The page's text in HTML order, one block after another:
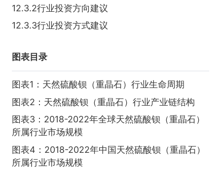
12.3.2行业投资方向建议
12.3.3行业投资方式建议
图表目录
图表1：天然硫酸钡（重晶石）行业生命周期
图表2：天然硫酸钡（重晶石）行业产业链结构
图表3：2018-2022年全球天然硫酸钡（重晶石）
所属行业市场规模
图表4：2018-2022年中国天然硫酸钡（重晶石）
所属行业市场规模